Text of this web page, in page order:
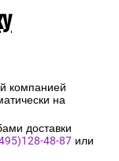
компанией
на
доставки
48-87 или